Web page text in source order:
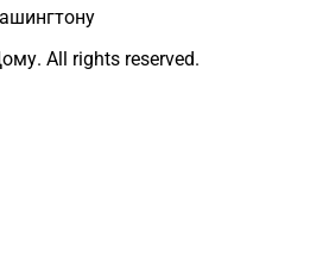
All rights reserved.